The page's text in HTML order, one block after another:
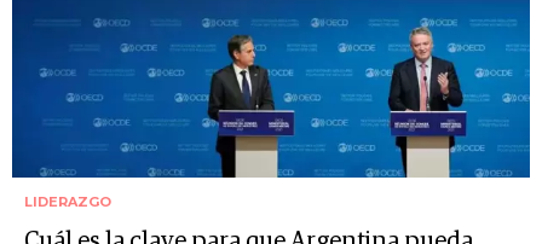
LIDERAZGO